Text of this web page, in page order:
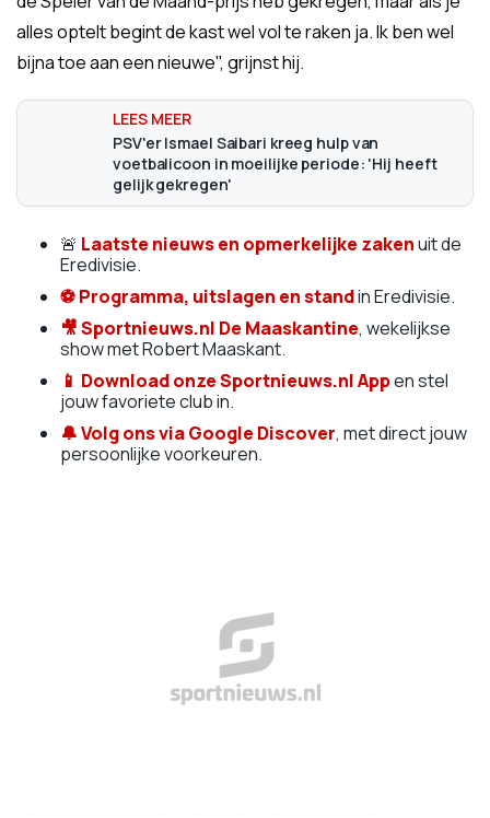
alles optelt begint de kast wel vol te raken ja. Ik ben wel
bijna toe aan een nieuwe", grijnst hij.
PSV'er Ismael Saibari kreeg hulp van
voetbalicoon in moeilijke periode: 'Hij heeft
gelijk gekregen'
🚨 Laatste nieuws en opmerkelijke zakenuit de
Eredivisie.
⚽Programma, uitslagen en standin Eredivisie.
🎥Sportnieuws.nl De Maaskantine, wekelijkse
show met Robert Maaskant.
📱 Download onze Sportnieuws.nl Appen stel
jouw favoriete club in.
🔔Volg ons via Google Discover, met direct jouw
persoonlijke voorkeuren.